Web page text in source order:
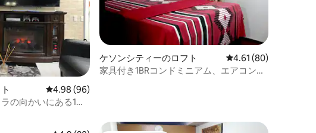
平均評価 レビュー96件、5つ星中4.98つ星の平均評価
4.98 (96)
の向かいにある1ベ
ケソンシティーのロフト レビュー80件、5つ
4.61 (80)
家具付き1BRコンドミニアム、エアコン、